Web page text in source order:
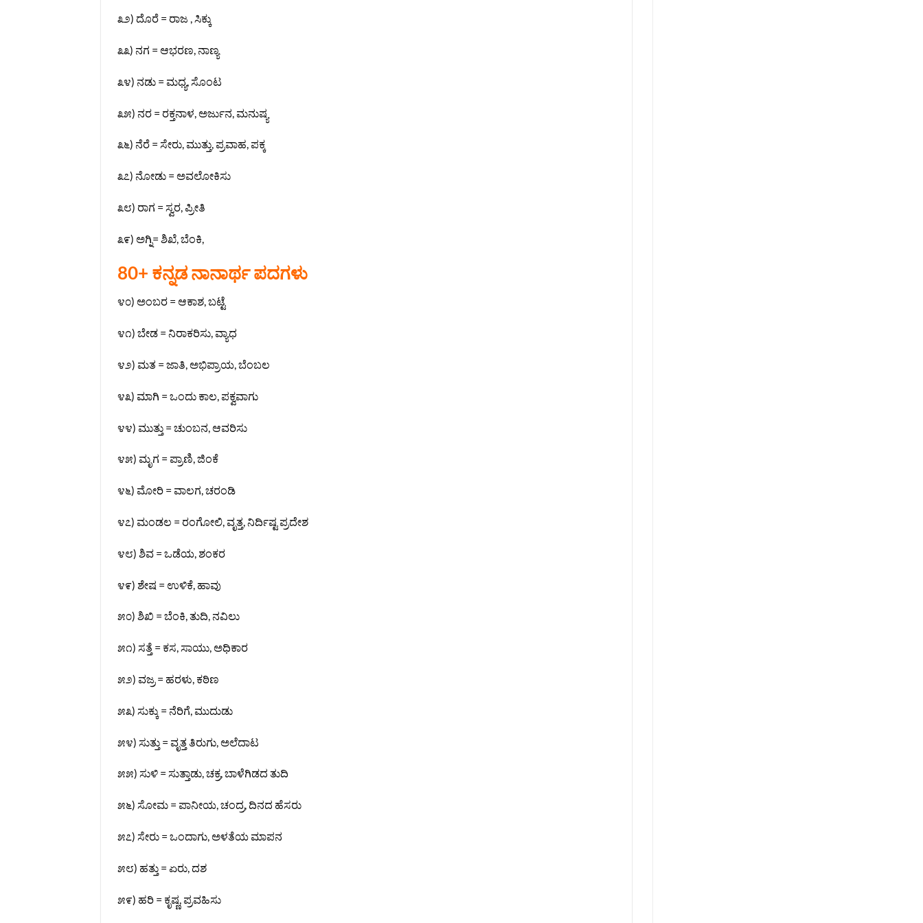
೩೨) ದೊರೆ = ರಾಜ , ಸಿಕ್ಕು
೩೩) ನಗ = ಆಭರಣ, ನಾಣ್ಯ
೩೪) ನಡು = ಮಧ್ಯ, ಸೊಂಟ
೩೫) ನರ = ರಕ್ತನಾಳ, ಅರ್ಜುನ, ಮನುಷ್ಯ
೩೬) ನೆರೆ = ಸೇರು, ಮುತ್ತು, ಪ್ರವಾಹ, ಪಕ್ಕ
೩೭) ನೋಡು = ಅವಲೋಕಿಸು
೩೮) ರಾಗ = ಸ್ವರ, ಪ್ರೀತಿ
೩೯) ಅಗ್ನಿ= ಶಿಖೆ, ಬೆಂಕಿ,
80+ ಕನ್ನಡ ನಾನಾರ್ಥ ಪದಗಳು
೪೦) ಅಂಬರ = ಆಕಾಶ, ಬಟ್ಟೆ
೪೧) ಬೇಡ = ನಿರಾಕರಿಸು, ವ್ಯಾಧ
೪೨) ಮತ = ಜಾತಿ, ಅಭಿಪ್ರಾಯ, ಬೆಂಬಲ
೪೩) ಮಾಗಿ = ಒಂದು ಕಾಲ, ಪಕ್ವವಾಗು
೪೪) ಮುತ್ತು = ಚುಂಬನ, ಆವರಿಸು
೪೫) ಮೃಗ = ಪ್ರಾಣಿ, ಜಿಂಕೆ
೪೬) ಮೋರಿ = ವಾಲಗ, ಚರಂಡಿ
೪೭) ಮಂಡಲ = ರಂಗೋಲಿ, ವೃತ್ತ, ನಿರ್ದಿಷ್ಟ ಪ್ರದೇಶ
೪೮) ಶಿವ = ಒಡೆಯ, ಶಂಕರ
೪೯) ಶೇಷ = ಉಳಿಕೆ, ಹಾವು
೫೦) ಶಿಖಿ = ಬೆಂಕಿ, ತುದಿ, ನವಿಲು
೫೧) ಸತ್ತೆ = ಕಸ, ಸಾಯು, ಅಧಿಕಾರ
೫೨) ವಜ್ರ = ಹರಳು, ಕಠಿಣ
೫೩) ಸುಕ್ಕು = ನೆರಿಗೆ, ಮುದುಡು
೫೪) ಸುತ್ತು = ವೃತ್ತ ತಿರುಗು, ಅಲೆದಾಟ
೫೫) ಸುಳಿ = ಸುತ್ತಾಡು, ಚಕ್ರ, ಬಾಳೆಗಿಡದ ತುದಿ
೫೬) ಸೋಮ = ಪಾನೀಯ, ಚಂದ್ರ, ದಿನದ ಹೆಸರು
೫೭) ಸೇರು = ಒಂದಾಗು, ಅಳತೆಯ ಮಾಪನ
೫೮) ಹತ್ತು = ಏರು, ದಶ
೫೯) ಹರಿ = ಕೃಷ್ಣ, ಪ್ರವಹಿಸು